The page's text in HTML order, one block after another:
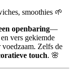
smoothies 🌱
openbaring—
vers gekiemde
Zelfs de
touch. 🌸